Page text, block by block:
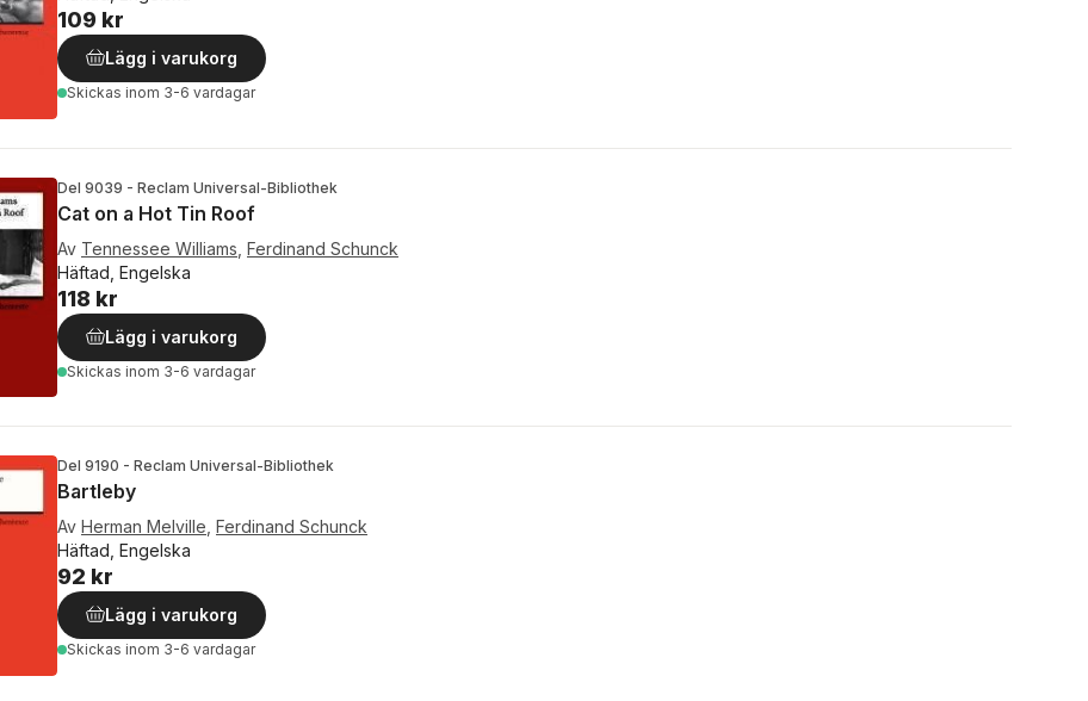
109 kr
Lägg i varukorg
Skickas inom 3-6 vardagar
Del 9039 - Reclam Universal-Bibliothek
Cat on a Hot Tin Roof
Av Tennessee Williams Ferdinand Schunck
Häftad, Engelska
118 kr
Lägg i varukorg
Skickas inom 3-6 vardagar
Del 9190 - Reclam Universal-Bibliothek
Bartleby
Av Herman Melville Ferdinand Schunck
Häftad, Engelska
92 kr
Lägg i varukorg
Skickas inom 3-6 vardagar